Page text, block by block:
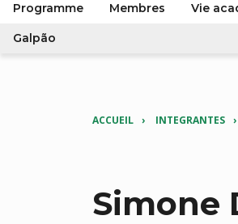
Programme Membres Vie
Galpão
ACCUEIL INTEGRANTES
Simone